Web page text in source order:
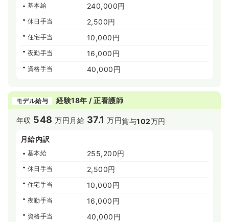
基本給 240,000円
休日手当 2,500円
住宅手当 10,000円
夜勤手当 16,000円
資格手当 40,000円
モデル給与 経験18年 / 正看護師
年収 548 万円 月給 37.1 万円賞与102万円
月給内訳
基本給 255,200円
休日手当 2,500円
住宅手当 10,000円
夜勤手当 16,000円
資格手当 40,000円